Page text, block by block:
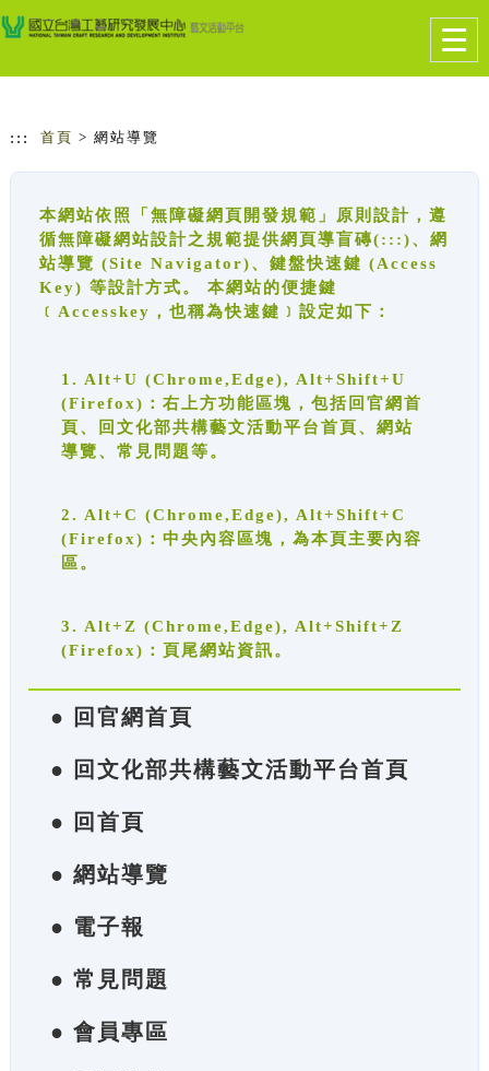
跳到主要內容
網站導覽
::: 首頁 > 網站導覽
本網站依照「無障礙網頁開發規範」原則設計，遵
循無障礙網站設計之規範提供網頁導盲磚(:::)、網
站導覽 (Site Navigator)、鍵盤快速鍵 (Access
Key) 等設計方式。 本網站的便捷鍵
﹝Accesskey，也稱為快速鍵﹞設定如下：
1. Alt+U (Chrome,Edge), Alt+Shift+U
(Firefox)：右上方功能區塊，包括回官網首
頁、回文化部共構藝文活動平台首頁、網站
導覽、常見問題等。
2. Alt+C (Chrome,Edge), Alt+Shift+C
(Firefox)：中央內容區塊，為本頁主要內容
區。
3. Alt+Z (Chrome,Edge), Alt+Shift+Z
(Firefox)：頁尾網站資訊。
● 回官網首頁
● 回文化部共構藝文活動平台首頁
● 回首頁
● 網站導覽
● 電子報
● 常見問題
● 會員專區